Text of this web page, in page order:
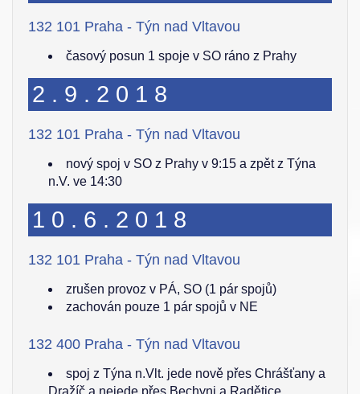
132 101 Praha - Týn nad Vltavou
časový posun 1 spoje v SO ráno z Prahy
2.9.2018
132 101 Praha - Týn nad Vltavou
nový spoj v SO z Prahy v 9:15 a zpět z Týna
n.V. ve 14:30
10.6.2018
132 101 Praha - Týn nad Vltavou
zrušen provoz v PÁ, SO (1 pár spojů)
zachován pouze 1 pár spojů v NE
132 400 Praha - Týn nad Vltavou
spoj z Týna n.Vlt. jede nově přes Chrášťany a
Dražíč a nejede přes Bechyni a Radětice